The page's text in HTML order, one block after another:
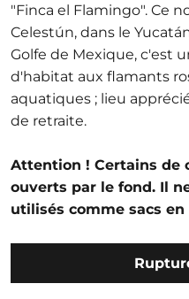
"Finca el Flamingo". Ce
Celestún, dans le
Golfe de Mexique, c'est
d'habitat aux flamants
aquatiques ; lieu
de retraite.
Attention ! Certains de
ouverts par le fond. Il
utilisés comme sacs